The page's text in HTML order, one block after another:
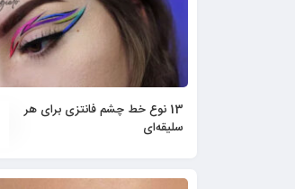
13 نوع خط چشم فانتزی برای هر
سلیقه‌ای